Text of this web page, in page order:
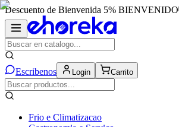
Descuento de Bienvenida 5% BIENVENIDO
Escribenos Login Carrito
Frio e Climatizacao